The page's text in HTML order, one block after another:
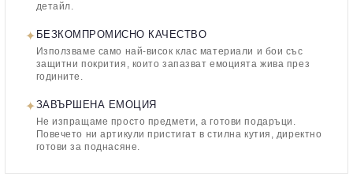
детайл.
✦ БЕЗКОМПРОМИСНО КАЧЕСТВО
Използваме само най-висок клас материали и бои със
защитни покрития, които запазват емоцията жива през
годините.
✦ЗАВЪРШЕНА ЕМОЦИЯ
Не изпращаме просто предмети, а готови подаръци.
Повечето ни артикули пристигат в стилна кутия, директно
готови за поднасяне.